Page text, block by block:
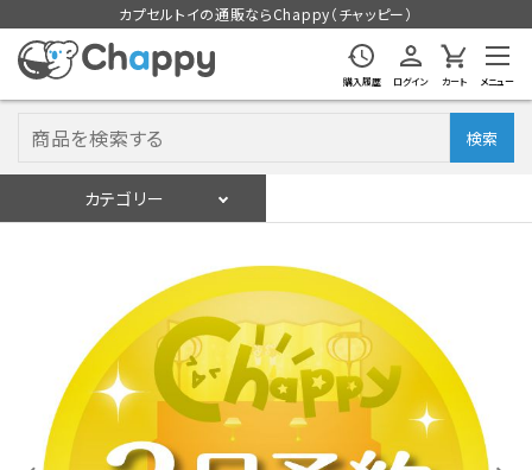
カプセルトイの通販ならChappy（チャッピー）
購入履歴 ログイン カート メニュー
検索
カテゴリー
入荷スケジュールをチェック
カプセルトイマシン本体
カプセルトイ